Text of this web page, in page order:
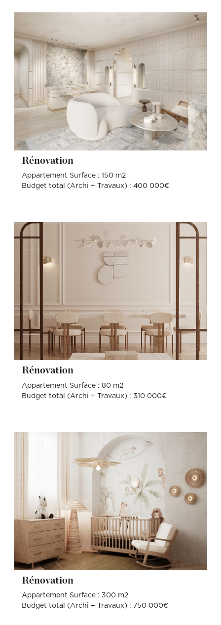
Rénovation
Appartement Surface : 150 m2
Budget total (Archi + Travaux) : 400 000€
Rénovation
Appartement Surface : 80 m2
Budget total (Archi + Travaux) : 310 000€
Rénovation
Appartement Surface : 300 m2
Budget total (Archi + Travaux) : 750 000€